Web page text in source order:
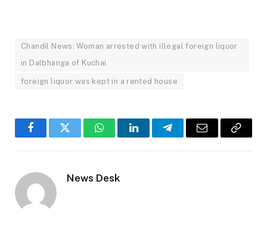
Chandil News: Woman arrested with illegal foreign liquor
in Dalbhanga of Kuchai
foreign liquor was kept in a rented house
FacebookTwitter WhatsAppLinkedInTelegramEmail
Copy
News Desk